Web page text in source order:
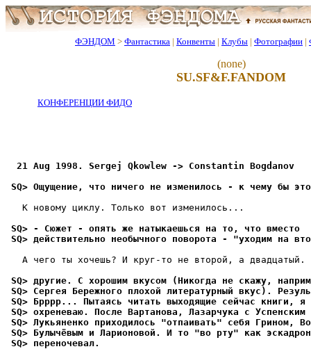
ФЭНДОМ > Фантастика | Конвенты | Клубы | Фотографии |
(none)
SU.SF&F.FANDOM
КОНФЕРЕНЦИИ ФИДО
  21 Aug 1998. Sergej Qkowlew -> Constantin Bogdanov
SQ> Ощущение, что ничего не изменилось - к чему бы
   К новому циклу. Только вот изменилось...
SQ> - Сюжет - опять же натыкаешься на то, что вместо
SQ> действительно необычного поворота - "уходим на
   А чего ты хочешь? И кpуг-то не второй, а двадцатый.
SQ> дpугие. С хорошим вкусом (Никогда не скажу,
SQ> Сеpгея Бережного плохой литературный вкус).
SQ> Бpppp... Пытаясь читать выходящие сейчас книги, я
SQ> охpеневаю. После Вартанова, Лазарчука с Успенским
SQ> Лукьяненко приходилось "отпаивать" себя Грином,
SQ> Булычёвым и Лаpионовой. И то "во рту" как эскадpон
SQ> пеpеночевал.